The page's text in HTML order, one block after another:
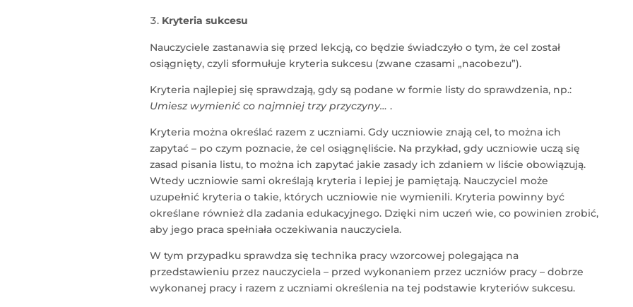
Kryteria sukcesu
Nauczyciele zastanawia się przed lekcją, co będzie świadczyło o tym, że cel został
osiągnięty, czyli sformułuje kryteria sukcesu (zwane czasami „nacobezu”).
Kryteria najlepiej się sprawdzają, gdy są podane w formie listy do sprawdzenia, np.:
Umiesz wymienić co najmniej trzy przyczyny… .
Kryteria można określać razem z uczniami. Gdy uczniowie znają cel, to można ich
zapytać – po czym poznacie, że cel osiągnęliście. Na przykład, gdy uczniowie uczą się
zasad pisania listu, to można ich zapytać jakie zasady ich zdaniem w liście obowiązują.
Wtedy uczniowie sami określają kryteria i lepiej je pamiętają. Nauczyciel może
uzupełnić kryteria o takie, których uczniowie nie wymienili. Kryteria powinny być
określane również dla zadania edukacyjnego. Dzięki nim uczeń wie, co powinien zrobić,
aby jego praca spełniała oczekiwania nauczyciela.
W tym przypadku sprawdza się technika pracy wzorcowej polegająca na
przedstawieniu przez nauczyciela – przed wykonaniem przez uczniów pracy – dobrze
wykonanej pracy i razem z uczniami określenia na tej podstawie kryteriów sukcesu.